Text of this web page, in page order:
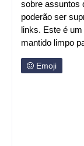
sobre assuntos
poderão ser
links. Este é
mantido limpo
Emoji